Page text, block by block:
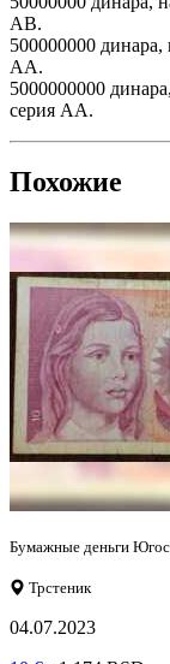
АВ.
500000000
АА.
5000000000
серия АА.
Похожие
Бумажные деньги
Трстеник
04.07.2023